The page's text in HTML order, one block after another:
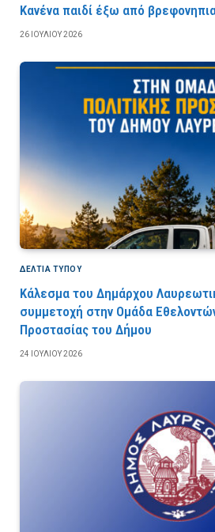
Κανένα παιδί έξω από
26 ΙΟΥΛΊΟΥ 2026
ΔΕΛΤΙΑ ΤΥΠΟΥ
Κάλεσμα του Δημάρχου
συμμετοχή στην Ομάδα
Προστασίας του Δήμου
24 ΙΟΥΛΊΟΥ 2026